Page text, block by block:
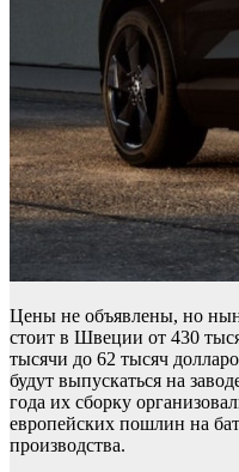
Цены не объявлены, но
стоит в Швеции от 430
тысячи до 62 тысяч
будут выпускаться на
года их сборку
европейских пошлин на
производства.